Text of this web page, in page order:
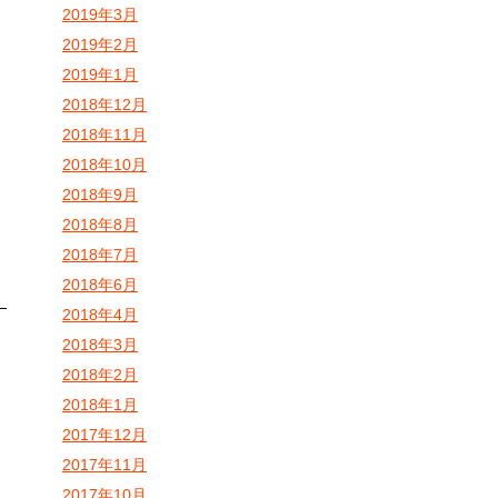
2019年3月
2019年2月
2019年1月
2018年12月
2018年11月
2018年10月
2018年9月
2018年8月
2018年7月
2018年6月
2018年4月
2018年3月
2018年2月
2018年1月
2017年12月
2017年11月